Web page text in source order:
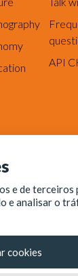
API
- Fundação
e de terceiros
e analisar o
cookies